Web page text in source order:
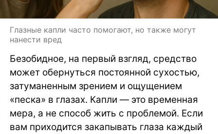
Глазные капли часто помогают, но также могут
нанести вред
Безобидное, на первый взгляд, средство
может обернуться постоянной сухостью,
затуманенным зрением и ощущением
«песка» в глазах. Капли — это временная
мера, а не способ жить с проблемой. Если
вам приходится закапывать глаза каждый